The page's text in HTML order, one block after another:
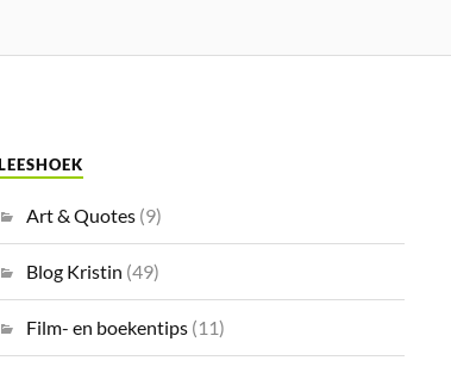
LEESHOEK
Art & Quotes (9)
Blog Kristin (49)
Film- en boekentips (11)